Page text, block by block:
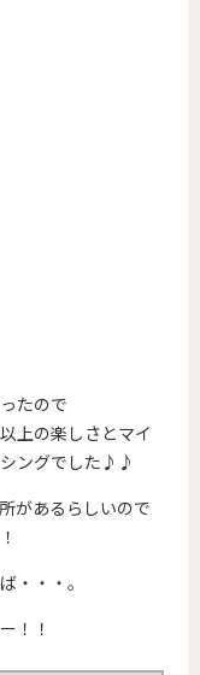
たので
上の楽しさとマイ
シングでした♪♪
があるらしいので
・・・。
！！